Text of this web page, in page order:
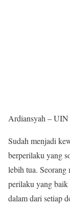
Ardiansyah –
Sudah menjadi
berperilaku yang
lebih tua. Seorang
perilaku yang baik
dalam dari setiap